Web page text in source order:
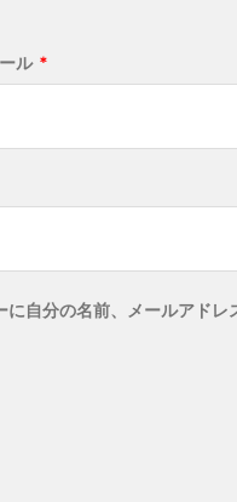
ル *
自分の名前、メールアドレ